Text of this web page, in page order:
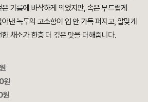
기름에 바삭하게 익었지만, 속은 부드럽게
낸 녹두의 고소함이 입 안 가득 퍼지고, 알맞게
채소가 한층 더 깊은 맛을 더해줍니다.
원
원